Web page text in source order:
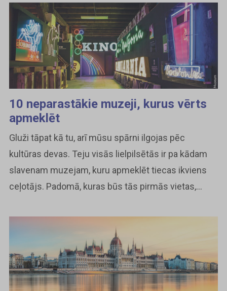
10 neparastākie muzeji, kurus vērts
apmeklēt
Gluži tāpat kā tu, arī mūsu spārni ilgojas pēc
kultūras devas. Teju visās lielpilsētās ir pa kādam
slavenam muzejam, kuru apmeklēt tiecas ikviens
ceļotājs. Padomā, kuras būs tās pirmās vietas,...